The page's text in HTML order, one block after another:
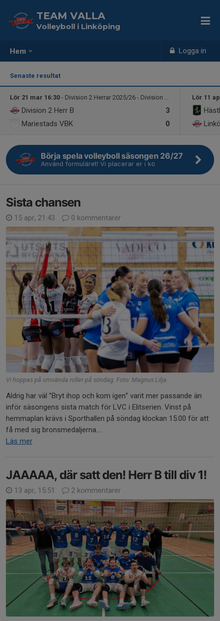
Hem Logga in
TEAM VALLA
Volleyboll i Linköping
Senaste resultat
Lör 21 mar 16:30 - Division 2 Herrar 2025/26 - Division 2 Mellersta Herrar
3
Division 2 Herr B
0
Mariestads VBK
Lör 11
Börja spela volleyboll säsongen 26/27
Använd formuläret! Vi placerar er i kö
Sista chansen
15 apr, 21:43 0 kommentarer
Vi hoppas på omvända roller på söndag. Foto: Magnus Lilja.
Aldrig har väl ”Bryt ihop och kom igen” varit mer passande än
inför säsongens sista match för LVC i Elitserien. Vinst på
hemmaplan krävs i Sporthallen på söndag klockan 15:00 för att
få med sig bronsmedaljerna....
Läs mer
JAAAAA, där satt den! Herr B till div 1!
13 apr, 15:51 2 kommentarer